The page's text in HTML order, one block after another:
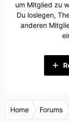
um Mitglied zu
Du loslegen,
anderen
Home Forums